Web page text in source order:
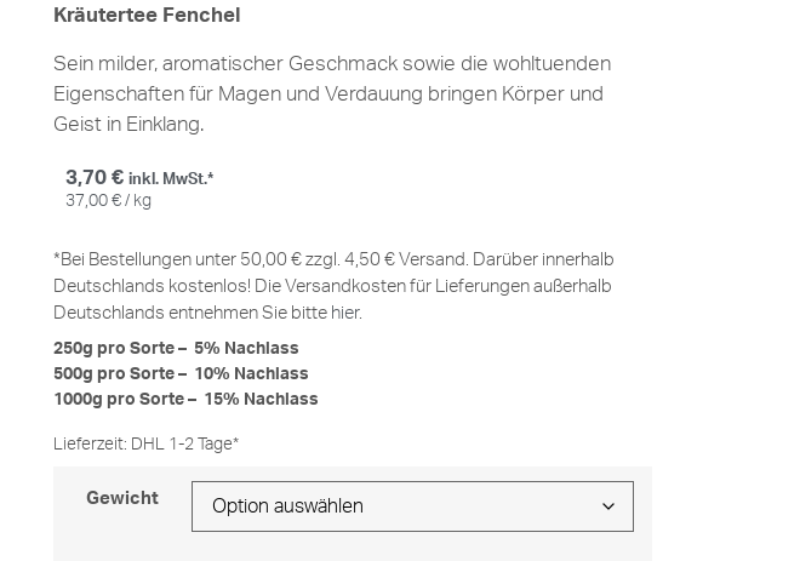
Kräutertee Fenchel
Sein milder, aromatischer Geschmack sowie die wohltuenden
Eigenschaften für Magen und Verdauung bringen Körper und
Geist in Einklang.
3,70 € inkl. MwSt.*
37,00 €/ kg
*Bei Bestellungen unter 50,00 € zzgl. 4,50 € Versand. Darüber innerhalb
Deutschlands kostenlos! Die Versandkosten für Lieferungen außerhalb
Deutschlands entnehmen Sie bitte hier.
250g pro Sorte – 5% Nachlass
500g pro Sorte – 10% Nachlass
1000g pro Sorte – 15% Nachlass
Lieferzeit: DHL 1-2 Tage*
Gewicht